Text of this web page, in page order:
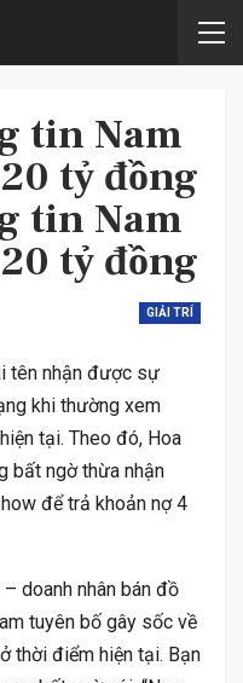
tin Nam
tỷ đồng
tin Nam
tỷ đồng
GIẢI TRÍ
tên nhận được sự
khi thường xem
tại. Theo đó, Hoa
bất ngờ thừa nhận
để trả khoản nợ 4
doanh nhân bán đồ
tuyên bố gây sốc về
thời điểm hiện tại. Bạn